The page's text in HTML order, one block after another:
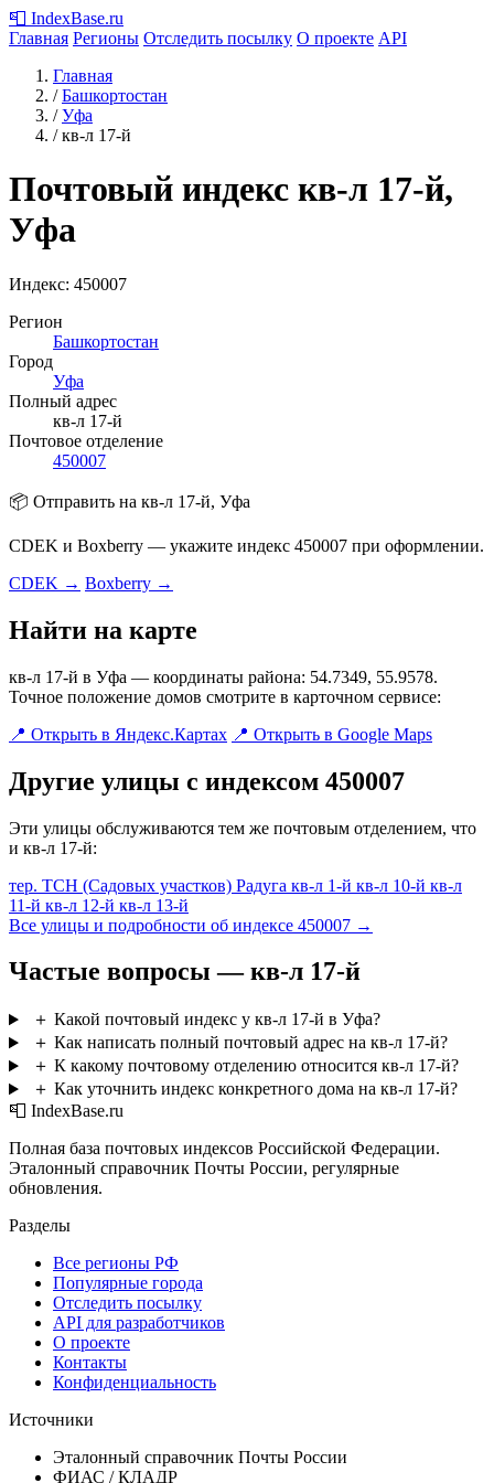
📮 IndexBase.ru
Главная Регионы Отследить посылку О проекте API
Главная
/ Башкортостан
/ Уфа
/ кв-л 17-й
Почтовый индекс кв-л 17-й,
Уфа
Индекс: 450007
Регион
Башкортостан
Город
Уфа
Полный адрес
кв-л 17-й
Почтовое отделение
450007
📦 Отправить на кв-л 17-й, Уфа
CDEK и Boxberry — укажите индекс 450007 при оформлении.
CDEK → Boxberry →
Найти на карте
кв-л 17-й в Уфа — координаты района: 54.7349, 55.9578.
Точное положение домов смотрите в карточном сервисе:
📍 Открыть в Яндекс.Картах 📍 Открыть в Google Maps
Другие улицы с индексом 450007
Эти улицы обслуживаются тем же почтовым отделением, что
и кв-л 17-й:
тер. ТСН (Садовых участков) Радуга кв-л 1-й кв-л 10-й кв-л
11-й кв-л 12-й кв-л 13-й
Все улицы и подробности об индексе 450007 →
Частые вопросы — кв-л 17-й
＋ Какой почтовый индекс у кв-л 17-й в Уфа?
＋ Как написать полный почтовый адрес на кв-л 17-й?
＋ К какому почтовому отделению относится кв-л 17-й?
＋ Как уточнить индекс конкретного дома на кв-л 17-й?
📮 IndexBase.ru
Полная база почтовых индексов Российской Федерации.
Эталонный справочник Почты России, регулярные
обновления.
Разделы
Все регионы РФ
Популярные города
Отследить посылку
API для разработчиков
О проекте
Контакты
Конфиденциальность
Источники
Эталонный справочник Почты России
ФИАС / КЛАДР